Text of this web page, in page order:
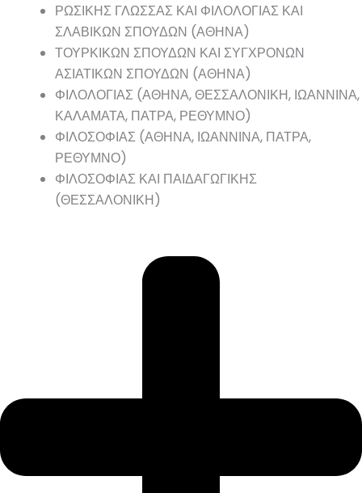
ΡΩΣΙΚΗΣ ΓΛΩΣΣΑΣ ΚΑΙ ΦΙΛΟΛΟΓΙΑΣ ΚΑΙ
ΣΛΑΒΙΚΩΝ ΣΠΟΥΔΩΝ (ΑΘΗΝΑ)
ΤΟΥΡΚΙΚΩΝ ΣΠΟΥΔΩΝ ΚΑΙ ΣΥΓΧΡΟΝΩΝ
ΑΣΙΑΤΙΚΩΝ ΣΠΟΥΔΩΝ (ΑΘΗΝΑ)
ΦΙΛΟΛΟΓΙΑΣ (ΑΘΗΝΑ, ΘΕΣΣΑΛΟΝΙΚΗ, ΙΩΑΝΝΙΝΑ,
ΚΑΛΑΜΑΤΑ, ΠΑΤΡΑ, ΡΕΘΥΜΝΟ)
ΦΙΛΟΣΟΦΙΑΣ (ΑΘΗΝΑ, ΙΩΑΝΝΙΝΑ, ΠΑΤΡΑ,
ΡΕΘΥΜΝΟ)
ΦΙΛΟΣΟΦΙΑΣ ΚΑΙ ΠΑΙΔΑΓΩΓΙΚΗΣ
(ΘΕΣΣΑΛΟΝΙΚΗ)